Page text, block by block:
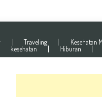
Traveling Kesehatan
kesehatan Hiburan